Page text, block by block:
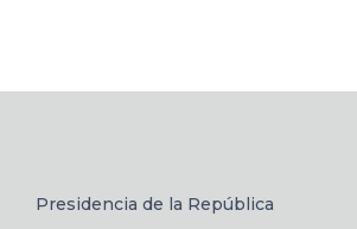
Presidencia de la República